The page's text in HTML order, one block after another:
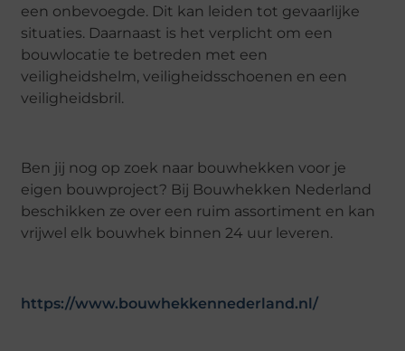
een onbevoegde. Dit kan leiden tot gevaarlijke
situaties. Daarnaast is het verplicht om een
bouwlocatie te betreden met een
veiligheidshelm, veiligheidsschoenen en een
veiligheidsbril.
Ben jij nog op zoek naar bouwhekken voor je
eigen bouwproject? Bij Bouwhekken Nederland
beschikken ze over een ruim assortiment en kan
vrijwel elk bouwhek binnen 24 uur leveren.
https://www.bouwhekkennederland.nl/